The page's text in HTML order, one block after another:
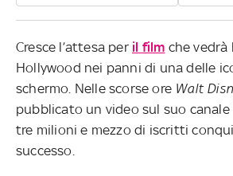
Cresce l’attesa per il film che vedrà
Hollywood nei panni di una delle
schermo. Nelle scorse ore Walt
pubblicato un video sul suo canale
tre milioni e mezzo di iscritti
successo.